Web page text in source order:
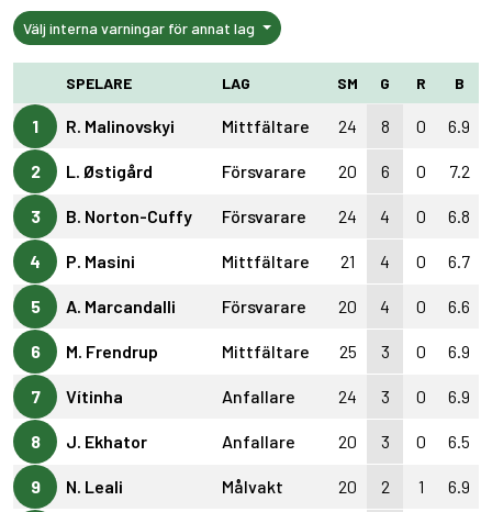
Välj interna varningar för annat lag
SPELARE LAG SM G R B
1 R. Malinovskyi Mittfältare 24 8 0 6.9
2 L. Østigård Försvarare 20 6 0 7.2
3 B. Norton-Cuffy Försvarare 24 4 0 6.8
4 P. Masini Mittfältare 21 4 0 6.7
5 A. Marcandalli Försvarare 20 4 0 6.6
6 M. Frendrup Mittfältare 25 3 0 6.9
7 Vítinha Anfallare 24 3 0 6.9
8 J. Ekhator Anfallare 20 3 0 6.5
9 N. Leali Målvakt 20 2 1 6.9